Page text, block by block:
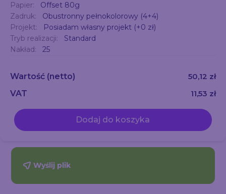
Papier:
Offset 80g
Zadruk:
Obustronny pełnokolorowy (4+4)
Projekt:
Posiadam własny projekt (+0 zł)
Tryb realizacji:
Standard
Nakład:
25
Wartość (netto)
50,12 zł
VAT
11,53 zł
Dodaj do koszyka
Wyślij plik